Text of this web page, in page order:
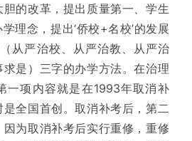
的改革，提出质量第一、学生
理念，提出‘侨校+名校’的发展
从严治校、从严治教、从严治
是）三字的办学方法。在治理
一项内容就是在1993年取消补
全国首创。取消补考后，第二
为取消补考后实行重修，重修